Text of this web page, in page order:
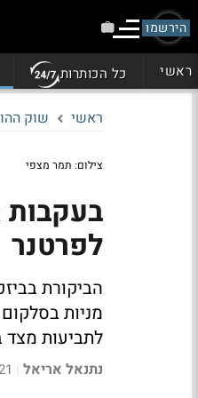
הירשמו
ראשי כל הכותרות
ראשי שוק
צילום: תמר מצפי
בעקבות
לפרטנר
הביקורת
מניות
לתביעות
נתנאל אריאל |